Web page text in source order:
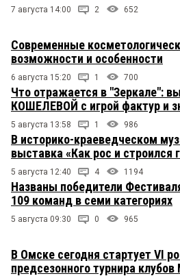
7 августа 14:00 2 652
Современные
возможности и особенности
6 августа 15:20 1 700
Что отражается в "Зеркале":
КОШЕЛЕВОЙ с игрой фактур и
5 августа 13:58 1 986
В историко-краеведческом
выставка «Как рос и строился
5 августа 12:40 4 1194
Названы победители
109 команд в семи категориях
5 августа 09:30 0 965
В Омске сегодня стартует VI
предсезонного турнира